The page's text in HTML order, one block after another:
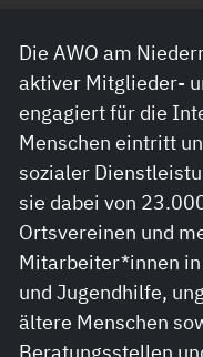
Die AWO am
aktiver Mitglieder-
engagiert für die
Menschen eintritt
sozialer
sie dabei von
Ortsvereinen und
Mitarbeiter*innen
und Jugendhilfe,
ältere Menschen
Beratungsstellen